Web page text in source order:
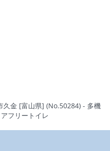
久金 [富山県] (No.50284) - 多機
フリートイレ